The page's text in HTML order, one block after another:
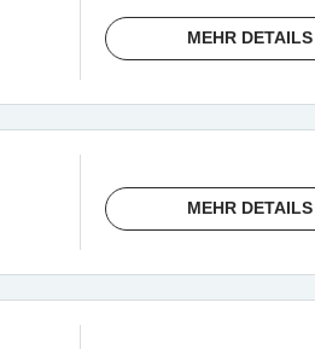
MEHR DETAILS
MEHR DETAILS